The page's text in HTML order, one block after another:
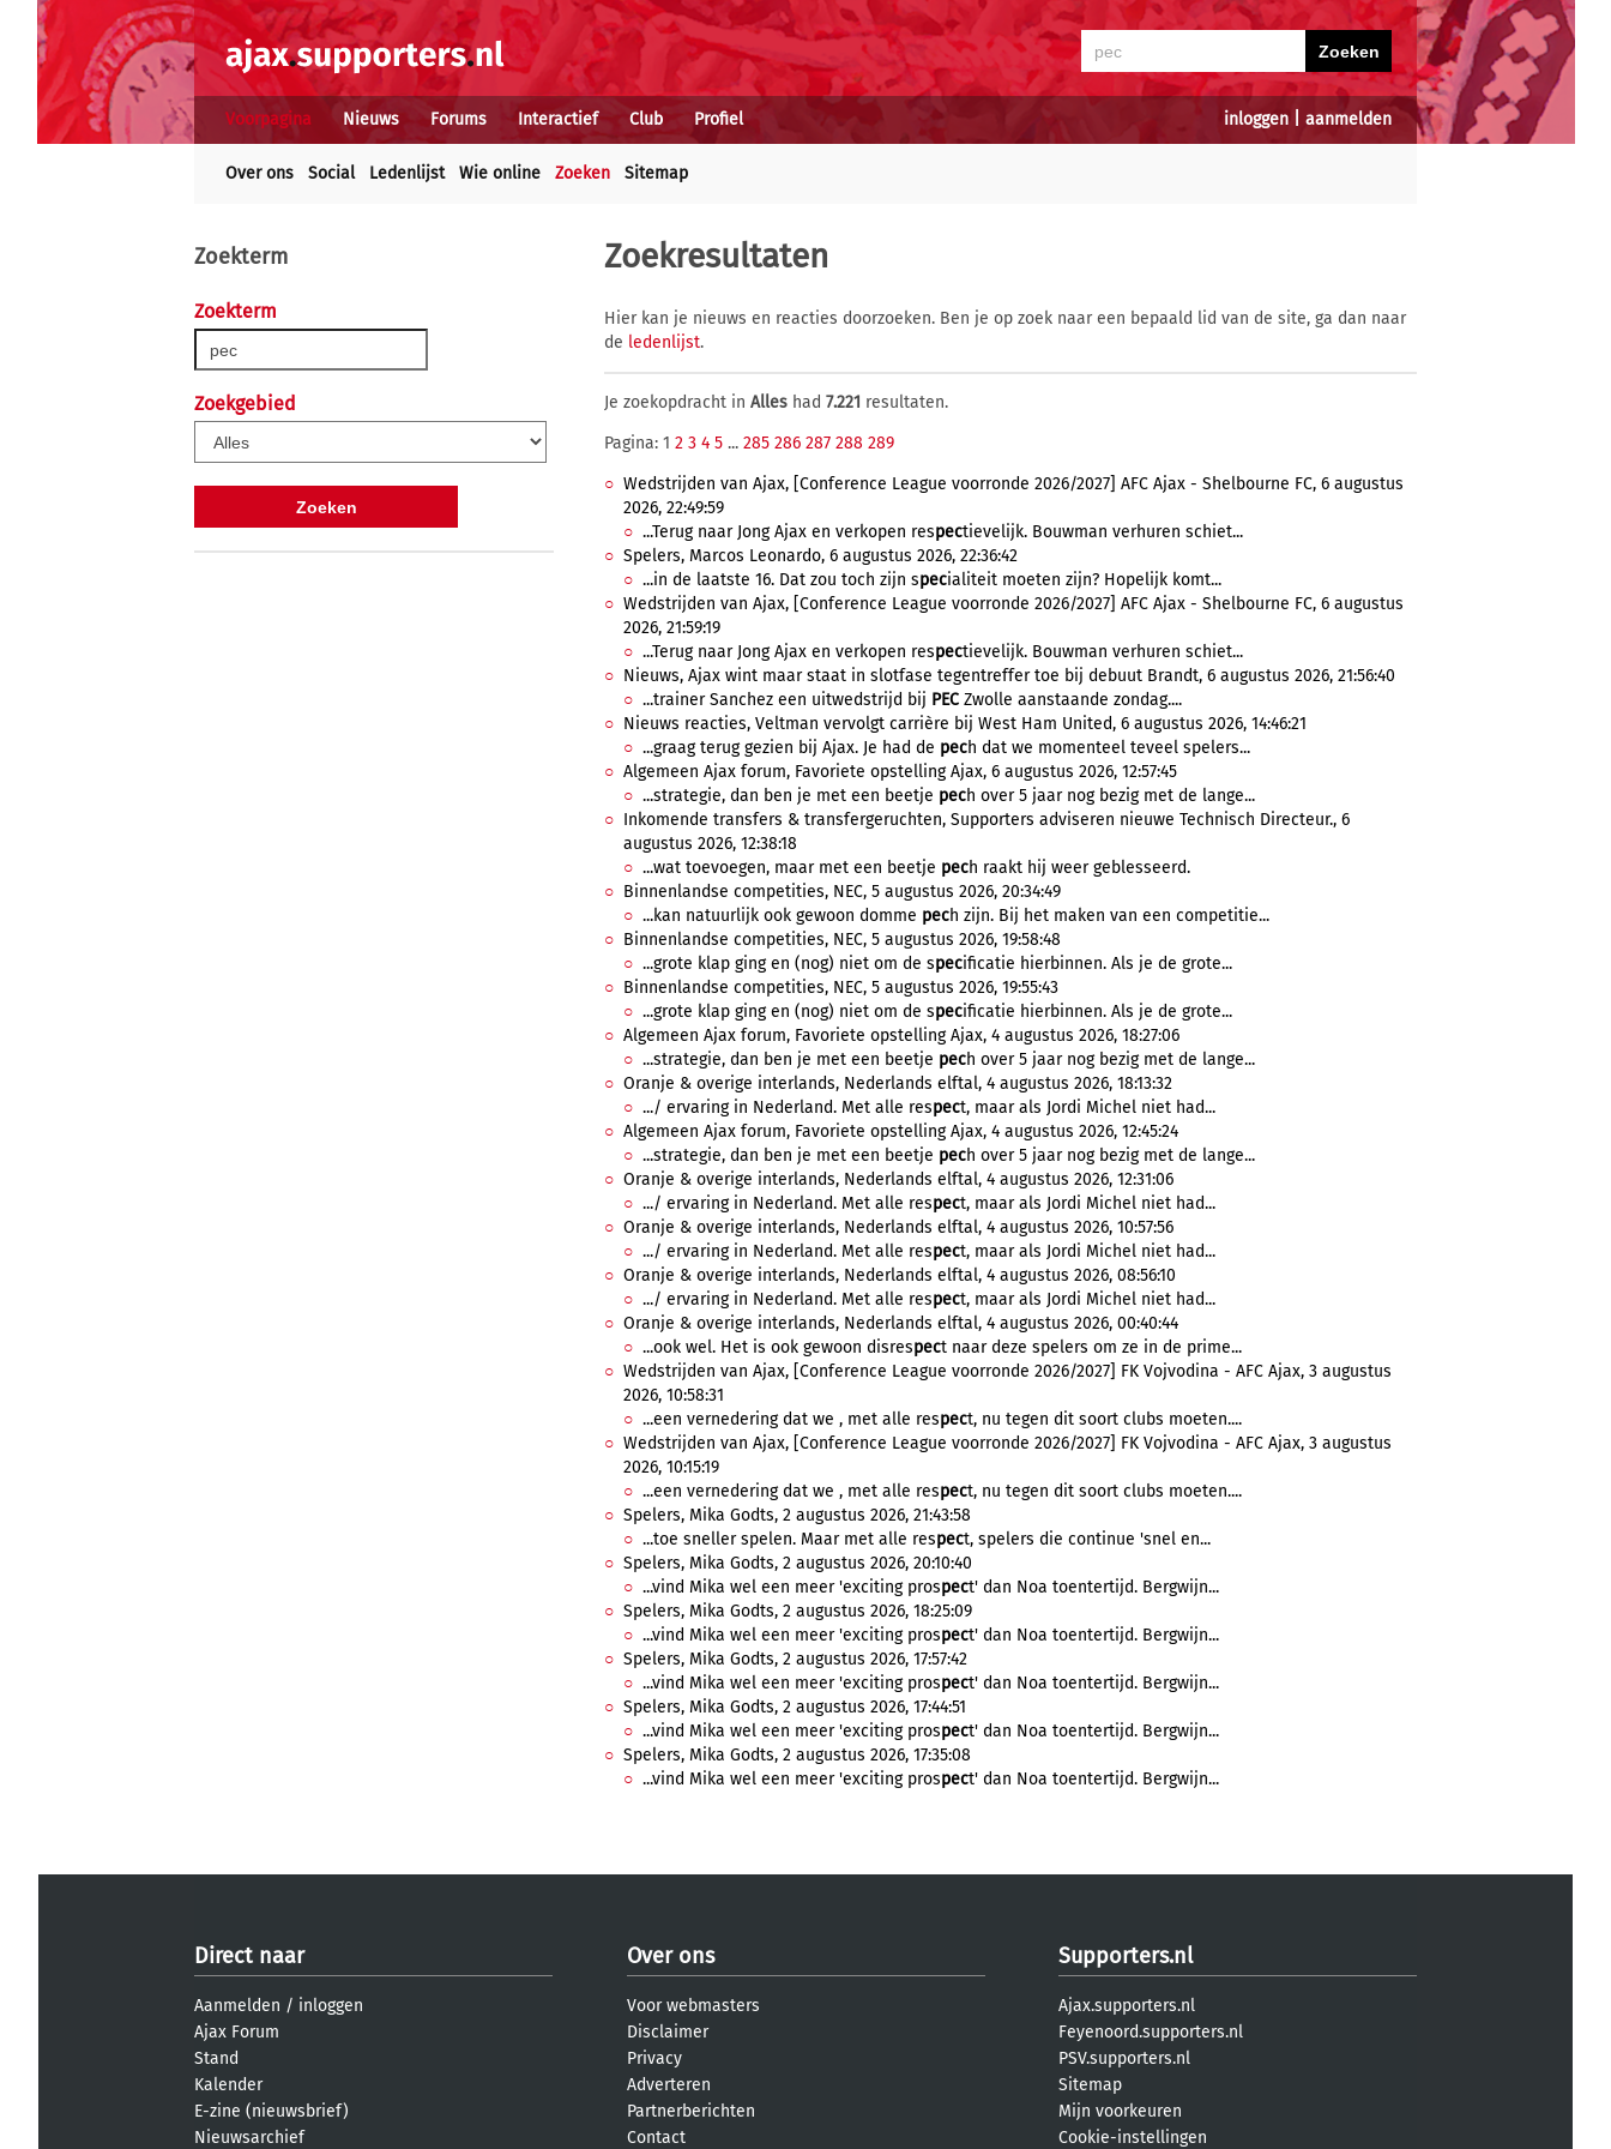
inloggen aanmelden
Voorpagina Nieuws Forums Interactief Club Profiel
Over ons Social Ledenlijst Wie online Zoeken Sitemap
Zoekterm
Zoekterm
Zoekgebied
Zoekresultaten
Hier kan je nieuws en reacties doorzoeken. Ben je op zoek naar een bepaald lid van de site, ga dan naar
de ledenlijst.
Je zoekopdracht in Alles had 7.221 resultaten.
Pagina: 1 2 3 4 5 ... 285 286 287 288 289
Wedstrijden van Ajax, [Conference League voorronde 2026/2027] AFC Ajax - Shelbourne FC, 6 augustus
2026, 22:49:59
...Terug naar Jong Ajax en verkopen respectievelijk. Bouwman verhuren schiet...
Spelers, Marcos Leonardo, 6 augustus 2026, 22:36:42
...in de laatste 16. Dat zou toch zijn specialiteit moeten zijn? Hopelijk komt...
Wedstrijden van Ajax, [Conference League voorronde 2026/2027] AFC Ajax - Shelbourne FC, 6 augustus
2026, 21:59:19
...Terug naar Jong Ajax en verkopen respectievelijk. Bouwman verhuren schiet...
Nieuws, Ajax wint maar staat in slotfase tegentreffer toe bij debuut Brandt, 6 augustus 2026, 21:56:40
...trainer Sanchez een uitwedstrijd bij PEC Zwolle aanstaande zondag....
Nieuws reacties, Veltman vervolgt carrière bij West Ham United, 6 augustus 2026, 14:46:21
...graag terug gezien bij Ajax. Je had de pech dat we momenteel teveel spelers...
Algemeen Ajax forum, Favoriete opstelling Ajax, 6 augustus 2026, 12:57:45
...strategie, dan ben je met een beetje pech over 5 jaar nog bezig met de lange...
Inkomende transfers & transfergeruchten, Supporters adviseren nieuwe Technisch Directeur., 6
augustus 2026, 12:38:18
...wat toevoegen, maar met een beetje pech raakt hij weer geblesseerd.
Binnenlandse competities, NEC, 5 augustus 2026, 20:34:49
...kan natuurlijk ook gewoon domme pech zijn. Bij het maken van een competitie...
Binnenlandse competities, NEC, 5 augustus 2026, 19:58:48
...grote klap ging en (nog) niet om de specificatie hierbinnen. Als je de grote...
Binnenlandse competities, NEC, 5 augustus 2026, 19:55:43
...grote klap ging en (nog) niet om de specificatie hierbinnen. Als je de grote...
Algemeen Ajax forum, Favoriete opstelling Ajax, 4 augustus 2026, 18:27:06
...strategie, dan ben je met een beetje pech over 5 jaar nog bezig met de lange...
Oranje & overige interlands, Nederlands elftal, 4 augustus 2026, 18:13:32
.../ ervaring in Nederland. Met alle respect, maar als Jordi Michel niet had...
Algemeen Ajax forum, Favoriete opstelling Ajax, 4 augustus 2026, 12:45:24
...strategie, dan ben je met een beetje pech over 5 jaar nog bezig met de lange...
Oranje & overige interlands, Nederlands elftal, 4 augustus 2026, 12:31:06
.../ ervaring in Nederland. Met alle respect, maar als Jordi Michel niet had...
Oranje & overige interlands, Nederlands elftal, 4 augustus 2026, 10:57:56
.../ ervaring in Nederland. Met alle respect, maar als Jordi Michel niet had...
Oranje & overige interlands, Nederlands elftal, 4 augustus 2026, 08:56:10
.../ ervaring in Nederland. Met alle respect, maar als Jordi Michel niet had...
Oranje & overige interlands, Nederlands elftal, 4 augustus 2026, 00:40:44
...ook wel. Het is ook gewoon disrespect naar deze spelers om ze in de prime...
Wedstrijden van Ajax, [Conference League voorronde 2026/2027] FK Vojvodina - AFC Ajax, 3 augustus
2026, 10:58:31
...een vernedering dat we , met alle respect, nu tegen dit soort clubs moeten....
Wedstrijden van Ajax, [Conference League voorronde 2026/2027] FK Vojvodina - AFC Ajax, 3 augustus
2026, 10:15:19
...een vernedering dat we , met alle respect, nu tegen dit soort clubs moeten....
Spelers, Mika Godts, 2 augustus 2026, 21:43:58
...toe sneller spelen. Maar met alle respect, spelers die continue 'snel en...
Spelers, Mika Godts, 2 augustus 2026, 20:10:40
...vind Mika wel een meer 'exciting prospect' dan Noa toentertijd. Bergwijn...
Spelers, Mika Godts, 2 augustus 2026, 18:25:09
...vind Mika wel een meer 'exciting prospect' dan Noa toentertijd. Bergwijn...
Spelers, Mika Godts, 2 augustus 2026, 17:57:42
...vind Mika wel een meer 'exciting prospect' dan Noa toentertijd. Bergwijn...
Spelers, Mika Godts, 2 augustus 2026, 17:44:51
...vind Mika wel een meer 'exciting prospect' dan Noa toentertijd. Bergwijn...
Spelers, Mika Godts, 2 augustus 2026, 17:35:08
...vind Mika wel een meer 'exciting prospect' dan Noa toentertijd. Bergwijn...
Direct naar
Aanmelden / inloggen
Ajax Forum
Stand
Kalender
E-zine (nieuwsbrief)
Nieuwsarchief
Over ons
Voor webmasters
Disclaimer
Privacy
Adverteren
Partnerberichten
Contact
Supporters.nl
Ajax.supporters.nl
Feyenoord.supporters.nl
PSV.supporters.nl
Sitemap
Mijn voorkeuren
Cookie-instellingen